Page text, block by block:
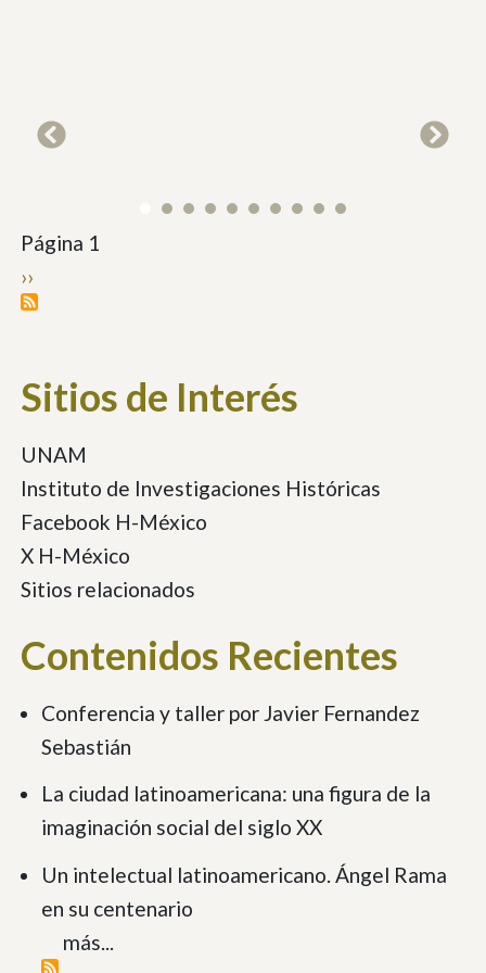
Paginación
Página 1
Siguiente
página
››
Sitios de Interés
UNAM
Instituto de Investigaciones Históricas
Facebook H-México
X H-México
Sitios relacionados
Contenidos Recientes
Conferencia y taller por Javier Fernandez
Sebastián
La ciudad latinoamericana: una figura de la
imaginación social del siglo XX
Un intelectual latinoamericano. Ángel Rama
en su centenario
más...